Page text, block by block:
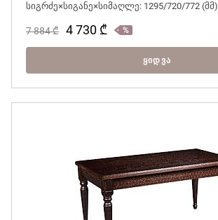
სიგრძე×სიგანე×სიმაღლე: 1295/720/772 (მმ)
7 884₾ 4 730 ₾
ᲧᲘᲓᲕᲐ